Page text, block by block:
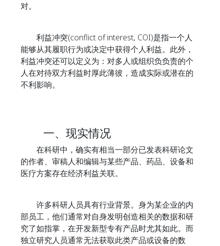
对。
利益冲突(conflict of interest, COI)是指一个人
能够从其履职行为或决定中获得个人利益。此外，
利益冲突还可以定义为：对多人或组织负负责的个
人在对待双方利益时厚此薄彼，造成实际或潜在的
不利影响。
一、现实情况
在科研中，确实有相当一部分已发表科研论文
的作者、审稿人和编辑与某些产品、药品、设备和
医疗方案存在经济利益关联。
许多科研人员具有行业背景。身为某企业的内
部员工，他们通常对自身发明创造相关的数据和研
究了如指掌，在开发新型专有产品时尤其如此。而
独立研究人员通常无法获取此类产品或设备的数